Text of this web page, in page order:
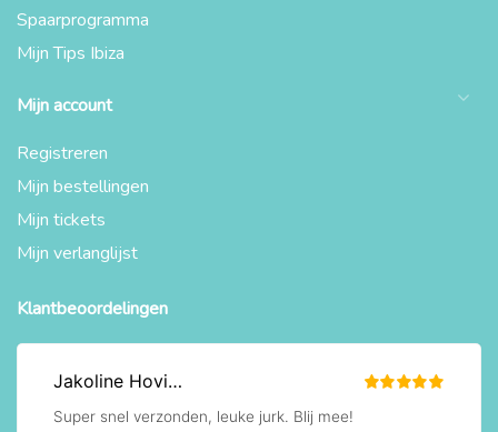
Spaarprogramma
Mijn Tips Ibiza
Mijn account
Registreren
Mijn bestellingen
Mijn tickets
Mijn verlanglijst
Klantbeoordelingen